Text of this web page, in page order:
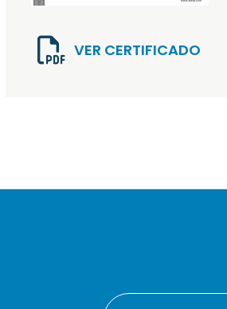
VER CERTIFICADO